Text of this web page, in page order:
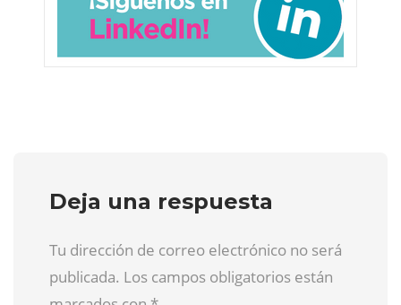
Deja una respuesta
Tu dirección de correo electrónico no será
publicada. Los campos obligatorios están